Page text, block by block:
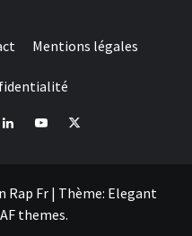
Mentions légales
LinkedInYoutube
X
Rap Fr | Thème: Elegant
AF themes.